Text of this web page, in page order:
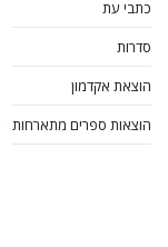
כתבי עת
סדרות
הוצאת אקדמון
הוצאות ספרים מתארחות